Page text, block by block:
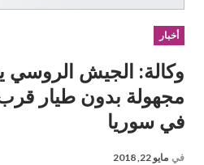
أخبار
وكالة: الجيش
مجهولة بدون طيار
في سوريا
في مايو 22, 2018